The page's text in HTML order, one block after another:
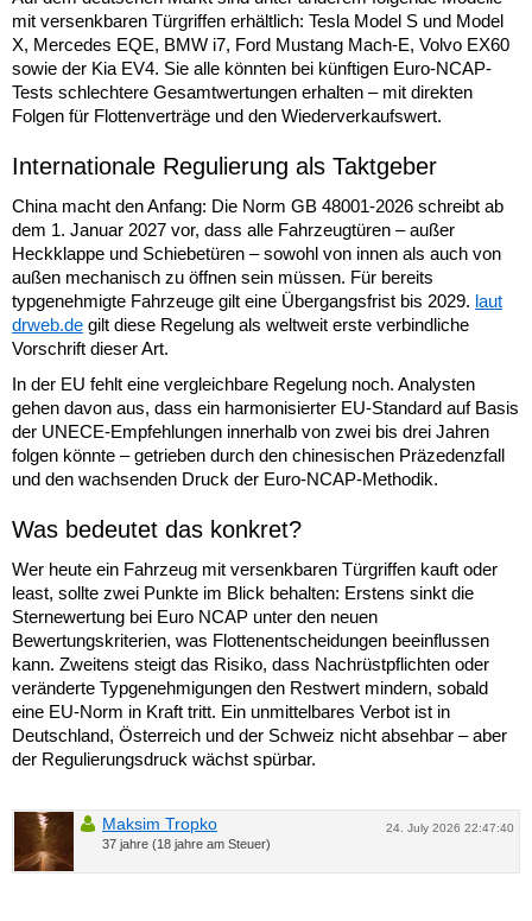
mit versenkbaren Türgriffen erhältlich: Tesla Model S und Model
X, Mercedes EQE, BMW i7, Ford Mustang Mach-E, Volvo EX60
sowie der Kia EV4. Sie alle könnten bei künftigen Euro-NCAP-
Tests schlechtere Gesamtwertungen erhalten – mit direkten
Folgen für Flottenverträge und den Wiederverkaufswert.
Internationale Regulierung als Taktgeber
China macht den Anfang: Die Norm GB 48001-2026 schreibt ab
dem 1. Januar 2027 vor, dass alle Fahrzeugtüren – außer
Heckklappe und Schiebetüren – sowohl von innen als auch von
außen mechanisch zu öffnen sein müssen. Für bereits
typgenehmigte Fahrzeuge gilt eine Übergangsfrist bis 2029. laut
drweb.de gilt diese Regelung als weltweit erste verbindliche
Vorschrift dieser Art.
In der EU fehlt eine vergleichbare Regelung noch. Analysten
gehen davon aus, dass ein harmonisierter EU-Standard auf Basis
der UNECE-Empfehlungen innerhalb von zwei bis drei Jahren
folgen könnte – getrieben durch den chinesischen Präzedenzfall
und den wachsenden Druck der Euro-NCAP-Methodik.
Was bedeutet das konkret?
Wer heute ein Fahrzeug mit versenkbaren Türgriffen kauft oder
least, sollte zwei Punkte im Blick behalten: Erstens sinkt die
Sternewertung bei Euro NCAP unter den neuen
Bewertungskriterien, was Flottenentscheidungen beeinflussen
kann. Zweitens steigt das Risiko, dass Nachrüstpflichten oder
veränderte Typgenehmigungen den Restwert mindern, sobald
eine EU-Norm in Kraft tritt. Ein unmittelbares Verbot ist in
Deutschland, Österreich und der Schweiz nicht absehbar – aber
der Regulierungsdruck wächst spürbar.
24. July 2026 22:47:40
Maksim Tropko
37 jahre (18 jahre am Steuer)